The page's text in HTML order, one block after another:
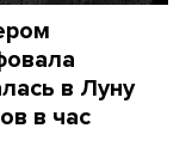
в Луну
в час